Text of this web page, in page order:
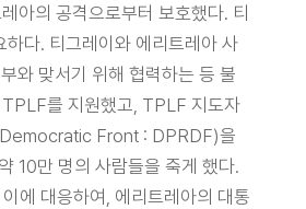
아의 공격으로부터 보호했다. 티
다. 티그레이와 에리트레아 사
와 맞서기 위해 협력하는 등 불
TPLF를 지원했고, TPLF 지도자
Democratic Front : DPRDF)을
10만 명의 사람들을 죽게 했다.
에 대응하여, 에리트레아의 대통